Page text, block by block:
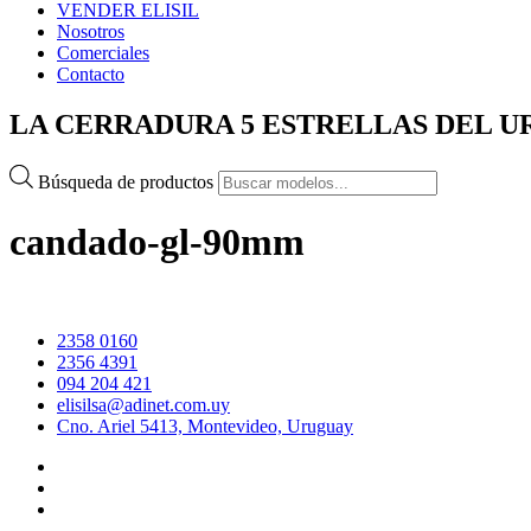
VENDER ELISIL
Nosotros
Comerciales
Contacto
LA CERRADURA 5 ESTRELLAS DEL
Búsqueda de productos
candado-gl-90mm
2358 0160
2356 4391
094 204 421
elisilsa@adinet.com.uy
Cno. Ariel 5413, Montevideo, Uruguay